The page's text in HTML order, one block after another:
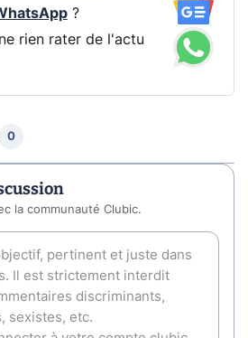
?
rien rater de l'actu
0
la communauté Clubic.